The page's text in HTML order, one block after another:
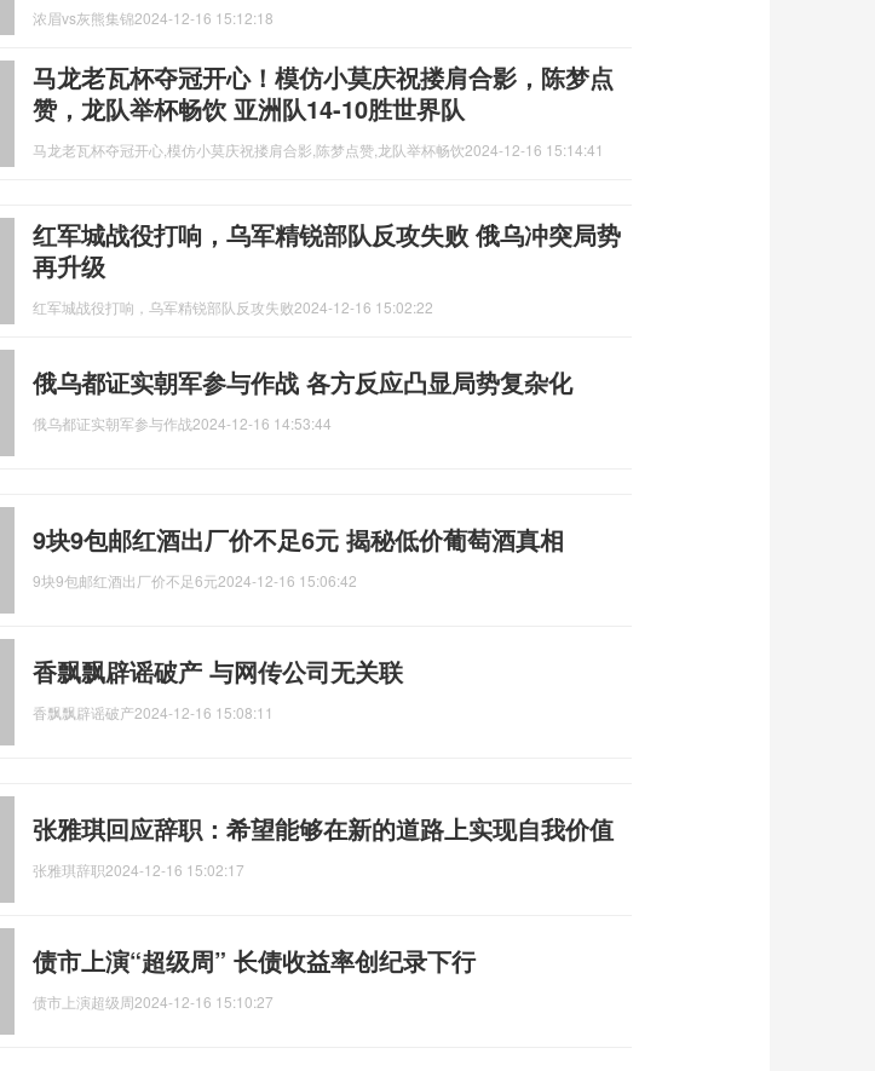
浓眉vs灰熊集锦2024-12-16 15:12:18
马龙老瓦杯夺冠开心！模仿小莫庆祝搂肩合影，陈梦点
赞，龙队举杯畅饮 亚洲队14-10胜世界队
马龙老瓦杯夺冠开心,模仿小莫庆祝搂肩合影,陈梦点赞,龙队举杯畅饮2024-12-16 15:14:41
红军城战役打响，乌军精锐部队反攻失败 俄乌冲突局势
再升级
红军城战役打响，乌军精锐部队反攻失败2024-12-16 15:02:22
俄乌都证实朝军参与作战 各方反应凸显局势复杂化
俄乌都证实朝军参与作战2024-12-16 14:53:44
9块9包邮红酒出厂价不足6元 揭秘低价葡萄酒真相
9块9包邮红酒出厂价不足6元2024-12-16 15:06:42
香飘飘辟谣破产 与网传公司无关联
香飘飘辟谣破产2024-12-16 15:08:11
张雅琪回应辞职：希望能够在新的道路上实现自我价值
张雅琪辞职2024-12-16 15:02:17
债市上演“超级周” 长债收益率创纪录下行
债市上演超级周2024-12-16 15:10:27